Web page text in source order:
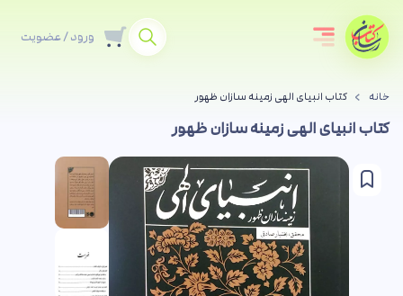
ورود / عضویت
خانه کتاب انبیای الهی زمینه سازان ظهور
کتاب انبیای الهی زمینه سازان ظهور